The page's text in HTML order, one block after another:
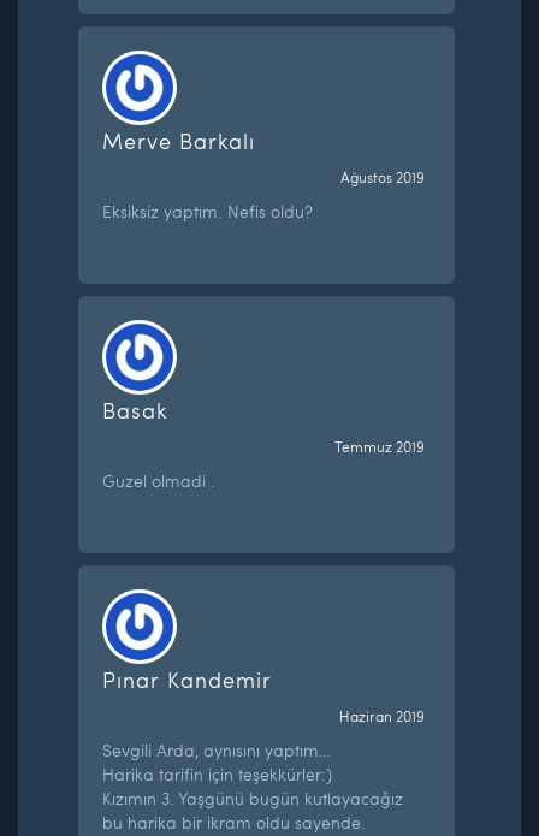
Merve Barkalı
Ağustos 2019
Eksiksiz yaptım. Nefis oldu?
Basak
Temmuz 2019
Guzel olmadi .
Pınar Kandemir
Haziran 2019
Sevgili Arda, aynısını yaptım…
Harika tarifin için teşekkürler:)
Kızımın 3. Yaşgünü bugün kutlayacağız
bu harika bir ikram oldu sayende.